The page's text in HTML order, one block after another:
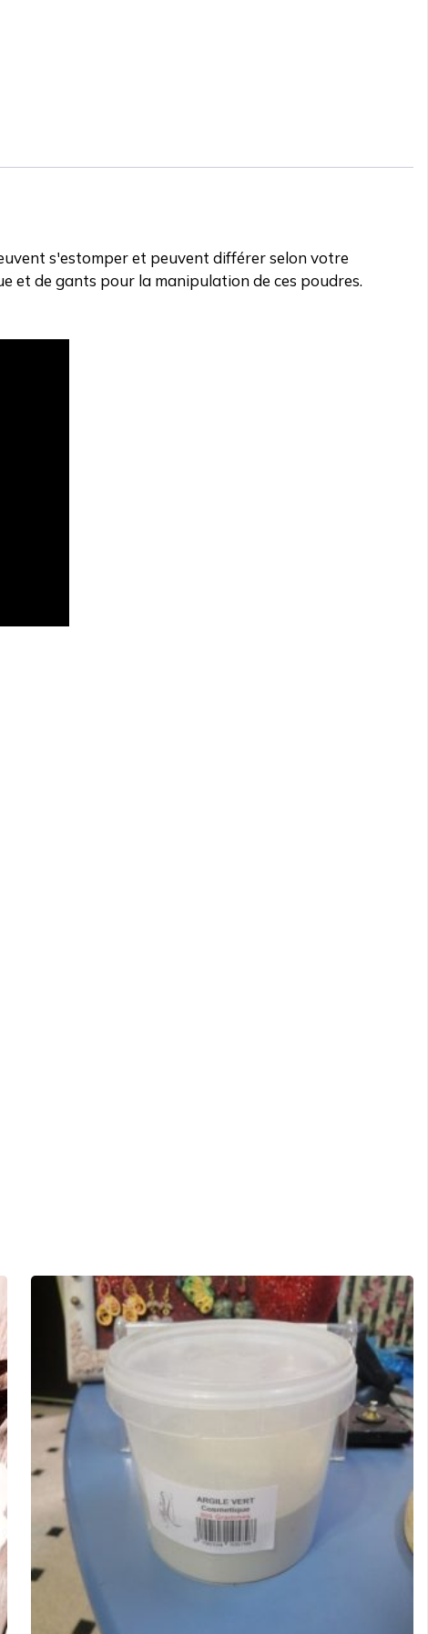
s'estomper et peuvent différer selon votre
et de gants pour la manipulation de ces poudres.